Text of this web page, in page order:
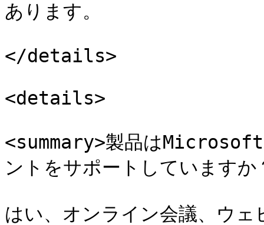
あります。
</details>
<details>
<summary>製品はMicrosoft
ントをサポートしています
はい、オンライン会議、ウ